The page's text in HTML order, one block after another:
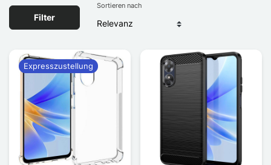
Filter
Sortieren nach
Expresszustellung